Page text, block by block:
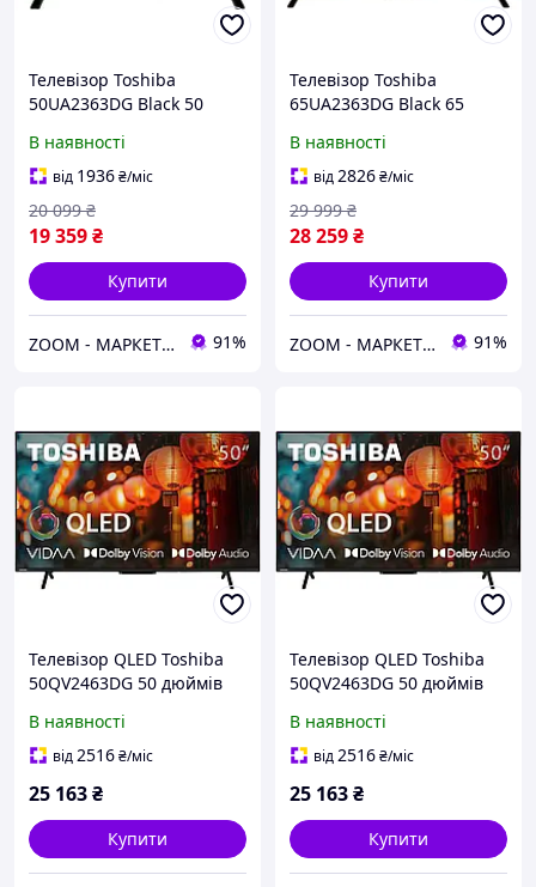
Телевізор Toshiba
50UA2363DG Black 50
В наявності
від 1936₴/міс
19 359₴
20 099 ₴
Купити
ZOOM - МАРКЕТ ЦИФРОВОЇ ТЕХНІКИ 91%
Телевізор Toshiba
65UA2363DG Black 65
В наявності
від2826₴/міс
28 259₴
29 999 ₴
Купити
ZOOM - МАРКЕТ ЦИФРОВОЇ ТЕХНІКИ 91%
Телевізор QLED Toshiba
50QV2463DG 50 дюймів
В наявності
від2516₴/міс
25 163₴
Купити
Телевізор QLED Toshiba
50QV2463DG 50 дюймів
В наявності
від2516₴/міс
25 163₴
Купити